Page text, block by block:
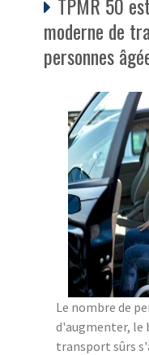
moderne de
personnes
Le nombre de
d'augmenter, le
transport sûrs